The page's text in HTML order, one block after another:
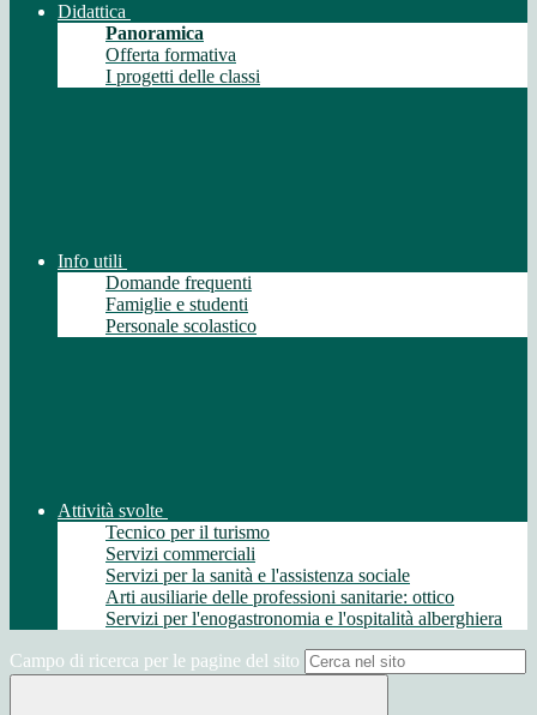
Didattica
Panoramica
Offerta formativa
I progetti delle classi
Info utili
Domande frequenti
Famiglie e studenti
Personale scolastico
Attività svolte
Tecnico per il turismo
Servizi commerciali
Servizi per la sanità e l'assistenza sociale
Arti ausiliarie delle professioni sanitarie: ottico
Servizi per l'enogastronomia e l'ospitalità alberghiera
Campo di ricerca per le pagine del sito